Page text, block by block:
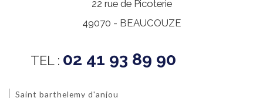
22 rue de Picoterie
49070 - BEAUCOUZE
TEL : 02 41 93 89 90
saint barthelemy d'anjou